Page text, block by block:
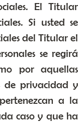
El Titular
Si usted se
del Titular el
se regirá
por aquellas
de privacidad y
a la
caso y que ha